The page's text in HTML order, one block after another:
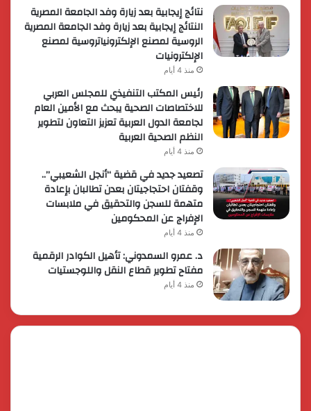
نتائج إيجابية بعد زيارة وفد الجامعة المصرية
النتائج إيجابية بعد زيارة وفد الجامعة المصرية
الروسية لمصنع الإلكترونياتروسية لمصنع
الإلكترونيات
منذ 4 أيام
رئيس المكتب التنفيذي للمجلس العربي
للاختصاصات الصحية يبحث مع الأمين العام
لجامعة الدول العربية تعزيز التعاون لتطوير
النظم الصحية العربية
منذ 4 أيام
تصعيد جديد في قضية “أنجل الشعيبي”..
وقفتان احتجاجيتان بعدن تطالبان بإعادة
متهمة للسجن والتحقيق في ملابسات
الإفراج عن المحكومين
منذ 4 أيام
د. عمرو السمدوني: تأهيل الكوادر الرقمية
مفتاح تطوير قطاع النقل واللوجستيات
منذ 4 أيام